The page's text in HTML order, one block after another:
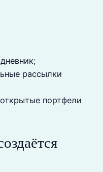
рассылки
портфели